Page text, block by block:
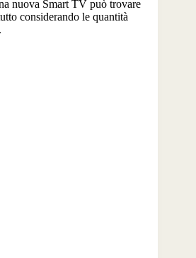
nuova Smart TV può trovare
considerando le quantità